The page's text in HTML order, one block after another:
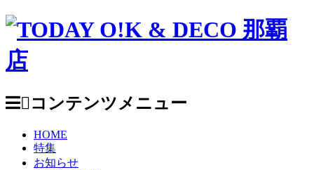
コンテンツメニュー
HOME
特集
お知らせ